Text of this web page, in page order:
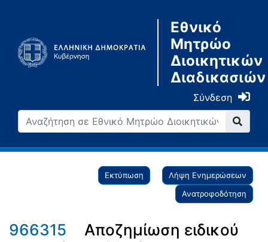
Εθνικό
Μητρώο
Διοικητικών
Διαδικασιών
Σύνδεση
Εκτύπωση
Λήψη Ενημερώσεων
Ανατροφοδότηση
966315
Αποζημίωση ειδικού